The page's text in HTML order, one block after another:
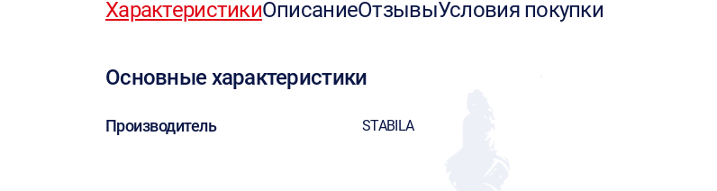
ХарактеристикиОписаниеОтзывыУсловия покупки
Основные характеристики
Производитель STABILA